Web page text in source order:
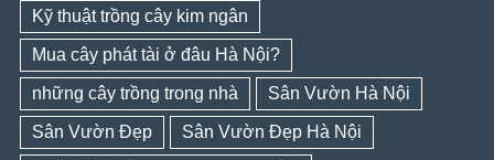
Kỹ thuật trồng cây kim ngân
Mua cây phát tài ở đâu Hà Nội?
những cây trồng trong nhà Sân Vườn Hà Nội
Sân Vườn Đẹp Sân Vườn Đẹp Hà Nội